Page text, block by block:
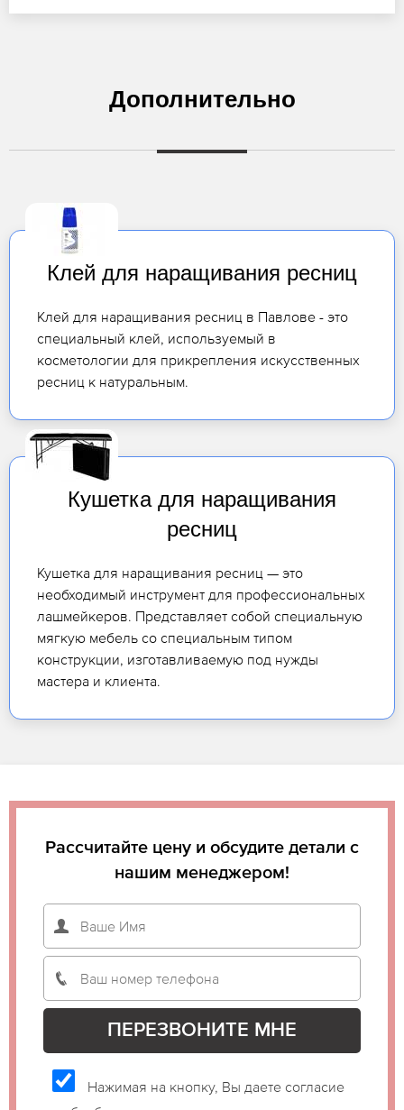
Дополнительно
Клей для наращивания ресниц
Клей для наращивания ресниц в Павлове - это
специальный клей, используемый в
косметологии для прикрепления искусственных
ресниц к натуральным.
Кушетка для наращивания
ресниц
Кушетка для наращивания ресниц — это
необходимый инструмент для профессиональных
лашмейкеров. Представляет собой специальную
мягкую мебель со специальным типом
конструкции, изготавливаемую под нужды
мастера и клиента.
Рассчитайте цену и обсудите детали с
нашим менеджером!
Нажимая на кнопку, Вы даете согласие